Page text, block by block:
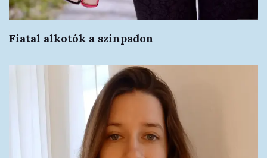
Fiatal alkotók a színpadon